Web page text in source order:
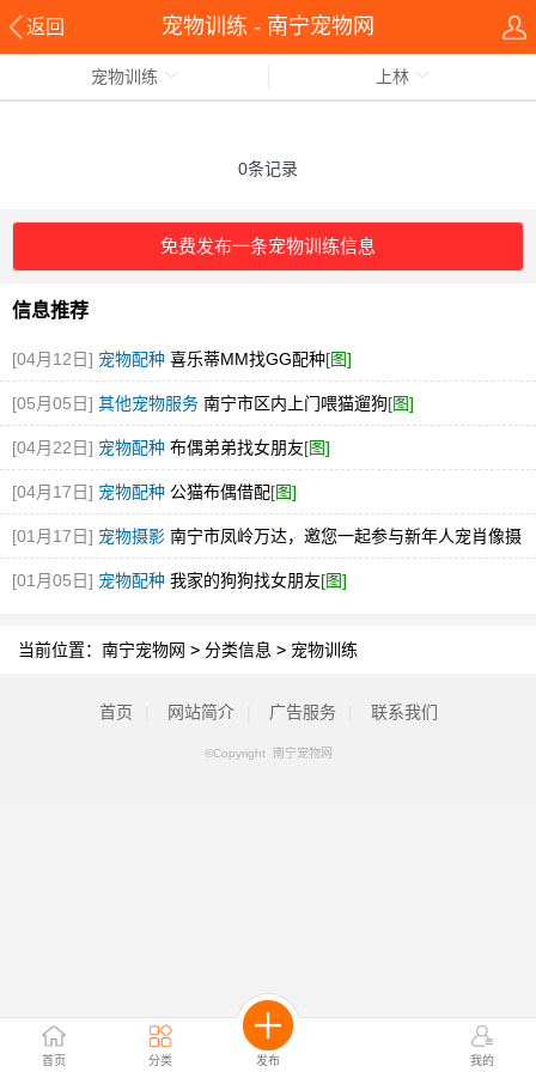
返回 宠物训练 - 南宁宠物网
首页 分类 发布 我的
宠物训练 上林
0条记录
免费发布一条宠物训练信息
信息推荐
[04月12日] 宠物配种 喜乐蒂MM找GG配种[图]
[05月05日] 其他宠物服务 南宁市区内上门喂猫遛狗[图]
[04月22日] 宠物配种 布偶弟弟找女朋友[图]
[04月17日] 宠物配种 公猫布偶借配[图]
[01月17日] 宠物摄影 南宁市凤岭万达，邀您一起参与新年人宠肖像摄
影艺术节[图]
[01月05日] 宠物配种 我家的狗狗找女朋友[图]
当前位置： 南宁宠物网 > 分类信息 > 宠物训练
首页 网站简介 广告服务 联系我们
©Copyright 南宁宠物网